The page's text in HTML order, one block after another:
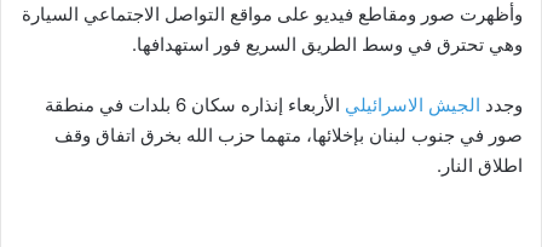
وأظهرت صور ومقاطع فيديو على مواقع التواصل الاجتماعي السيارة
وهي تحترق في وسط الطريق السريع فور استهدافها.
وجدد الجيش الاسرائيلي
الأربعاء إنذاره سكان 6 بلدات في منطقة
صور في جنوب لبنان بإخلائها، متهما حزب الله بخرق اتفاق وقف
اطلاق النار.